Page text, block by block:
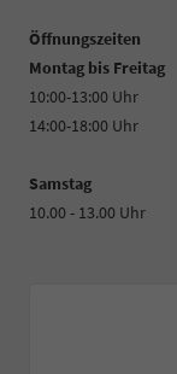
Öffnungszeiten
Montag bis Freitag
10:00-13:00 Uhr
14:00-18:00 Uhr
Samstag
10.00 - 13.00 Uhr